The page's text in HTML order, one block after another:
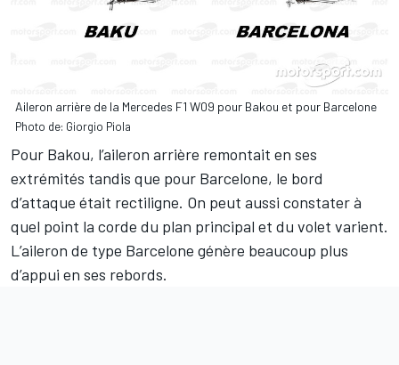
Aileron arrière de la Mercedes F1 W09 pour Bakou et pour Barcelone
Photo de: Giorgio Piola
Pour Bakou, l’aileron arrière remontait en ses
extrémités tandis que pour Barcelone, le bord
d’attaque était rectiligne. On peut aussi constater à
quel point la corde du plan principal et du volet varient.
L’aileron de type Barcelone génère beaucoup plus
d’appui en ses rebords.